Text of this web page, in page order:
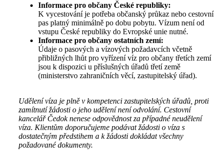
Informace pro občany České republiky:
K vycestování je potřeba občanský průkaz nebo cestovní
pas platný minimálně po dobu pobytu. Vízum není od
vstupu České republiky do Evropské unie nutné.
Informace pro občany ostatních zemí:
Údaje o pasových a vízových požadavcích včetně
přibližných lhůt pro vyřízení víz pro občany třetích zemí
jsou k dispozici u příslušných úřadů třetí země
(ministerstvo zahraničních věcí, zastupitelský úřad).
Udělení víza je plně v kompetenci zastupitelských úřadů, proti
zamítnutí žádosti o jeho udělení není odvolání. Cestovní
kancelář Čedok nenese odpovědnost za případné neudělení
víza. Klientům doporučujeme podávat žádosti o víza s
dostatečným předstihem a k žádosti dokládat všechny
požadované dokumenty.